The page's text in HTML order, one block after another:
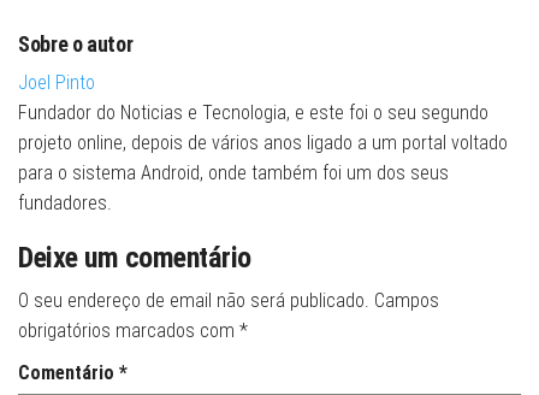
Sobre o autor
Joel Pinto
Fundador do Noticias e Tecnologia, e este foi o seu segundo
projeto online, depois de vários anos ligado a um portal voltado
para o sistema Android, onde também foi um dos seus
fundadores.
Deixe um comentário
O seu endereço de email não será publicado. Campos
obrigatórios marcados com *
Comentário *